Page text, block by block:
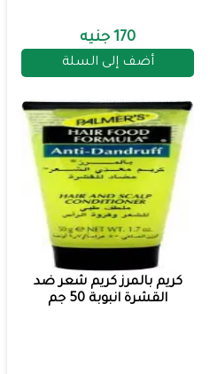
170 جنيه
أضف إلى السلة
كريم بالمرز كريم شعر ضد
القشرة انبوبة 50 جم